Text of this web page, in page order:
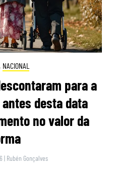
NACIONAL
para a
desta data
no valor da
| Rubén Gonçalves